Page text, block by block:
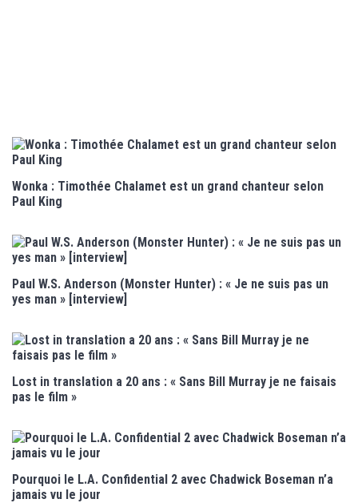
Wonka : Timothée Chalamet est un grand chanteur selon
Paul King
Paul W.S. Anderson (Monster Hunter) : « Je ne suis pas un
yes man » [interview]
Lost in translation a 20 ans : « Sans Bill Murray je ne faisais
pas le film »
Pourquoi le L.A. Confidential 2 avec Chadwick Boseman n’a
jamais vu le jour